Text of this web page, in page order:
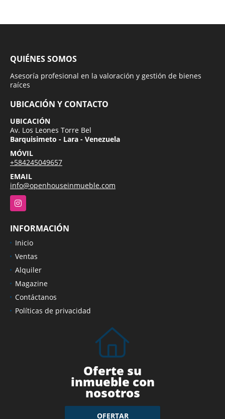
QUIÉNES SOMOS
Asesoría profesional en la valoración y gestión de bienes
raíces
UBICACIÓN Y CONTACTO
UBICACIÓN
Av. Los Leones Torre Bel
Barquisimeto - Lara - Venezuela
MÓVIL
+584245049657
EMAIL
info@openhouseinmueble.com
Instagram
INFORMACIÓN
Inicio
Ventas
Alquiler
Magazine
Contáctanos
Políticas de privacidad
Oferte su
inmueble con
nosotros
OFERTAR